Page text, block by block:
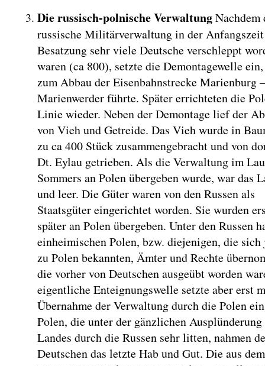
Die russisch-polnische VerwaltungNachdem
russische Militärverwaltung in der
Besatzung sehr viele Deutsche verschleppt
waren (ca 800), setzte die Demontagewelle
zum Abbau der Eisenbahnstrecke Marienburg –
Marienwerder führte. Später errichteten die
Linie wieder. Neben der Demontage lief der
von Vieh und Getreide. Das Vieh wurde in
zu ca 400 Stück zusammengebracht und von
Dt. Eylau getrieben. Als die Verwaltung im
Sommers an Polen übergeben wurde, war das
und leer. Die Güter waren von den Russen als
Staatsgüter eingerichtet worden. Sie wurden
später an Polen übergeben. Unter den Russen
einheimischen Polen, bzw. diejenigen, die
zu Polen bekannten, Ämter und Rechte
die vorher von Deutschen ausgeübt worden
eigentliche Enteignungswelle setzte aber erst
Übernahme der Verwaltung durch die Polen
Polen, die unter der gänzlichen Ausplünderung
Landes durch die Russen sehr litten, nahmen
Deutschen das letzte Hab und Gut. Die aus dem